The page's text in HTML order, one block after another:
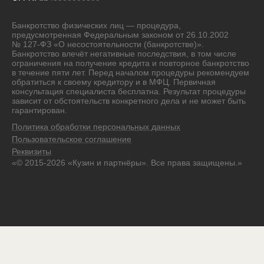
Банкротство физических лиц — процедура,
предусмотренная Федеральным законом от 26.10.2002
№ 127-ФЗ «О несостоятельности (банкротстве)».
Банкротство влечёт негативные последствия, в том числе
ограничения на получение кредита и повторное банкротство
в течение пяти лет. Перед началом процедуры рекомендуем
обратиться к своему кредитору и в МФЦ. Первичная
консультация специалиста бесплатна. Результат процедуры
зависит от обстоятельств конкретного дела и не может быть
гарантирован.
Политика обработки персональных данных
Пользовательское соглашение
Реквизиты
«© 2015-2026 «Кузин и партнёры». Все права защищены.»